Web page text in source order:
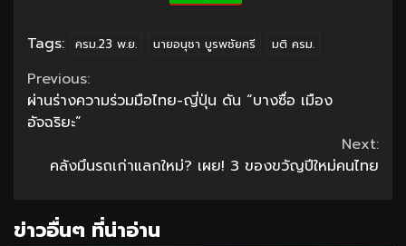
Tags: ครม.23 พ.ย. นายอนุชา บูรพชัยศรี มติ ครม.
Continue
Reading
Previous:
ผ่านร่างความร่วมมือไทย-ญี่ปุ่น ดัน “บางซื่อ เมือง
อัจฉริยะ”
Next:
คลังมึนรถเก่าแลกใหม่? เผย! 3 ของขวัญปีใหม่คนไทย
ข่าวอื่นๆ ที่น่าอ่าน